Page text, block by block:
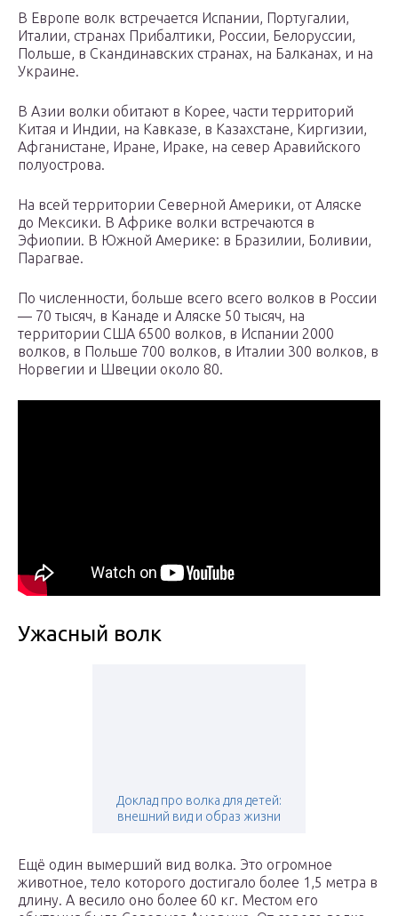
В Европе волк встречается Испании, Португалии,
Италии, странах Прибалтики, России, Белоруссии,
Польше, в Скандинавских странах, на Балканах, и на
Украине.
В Азии волки обитают в Корее, части территорий
Китая и Индии, на Кавказе, в Казахстане, Киргизии,
Афганистане, Иране, Ираке, на север Аравийского
полуострова.
На всей территории Северной Америки, от Аляске
до Мексики. В Африке волки встречаются в
Эфиопии. В Южной Америке: в Бразилии, Боливии,
Парагвае.
По численности, больше всего всего волков в России
— 70 тысяч, в Канаде и Аляске 50 тысяч, на
территории США 6500 волков, в Испании 2000
волков, в Польше 700 волков, в Италии 300 волков, в
Норвегии и Швеции около 80.
Ужасный волк
Доклад про волка для детей:
внешний вид и образ жизни
Ещё один вымерший вид волка. Это огромное
животное, тело которого достигало более 1,5 метра в
длину. А весило оно более 60 кг. Местом его